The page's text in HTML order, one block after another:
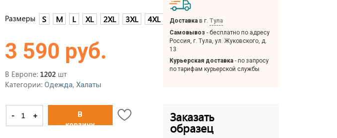
Размеры S M L XL 2XL 3XL 4XL
3 590 руб.
В Европе: 1202 шт
Категории: Одежда, Халаты
- +
В
корзину
Доставка в г. Тула
Самовывоз - бесплатно по адресу
Россия, г. Тула, ул. Жуковского, д.
13
Курьерская доставка - по запросу
по тарифам курьерской службы
Заказать
образец